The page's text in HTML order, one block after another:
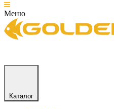
Меню
Каталог